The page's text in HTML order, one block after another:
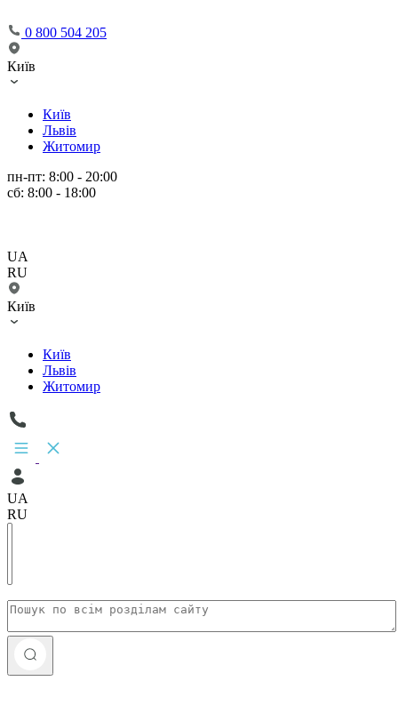
0 800 504 205
Київ
Київ
Львів
Житомир
пн-пт: 8:00 - 20:00
сб: 8:00 - 18:00
UA
RU
Київ
Київ
Львів
Житомир
UA
RU